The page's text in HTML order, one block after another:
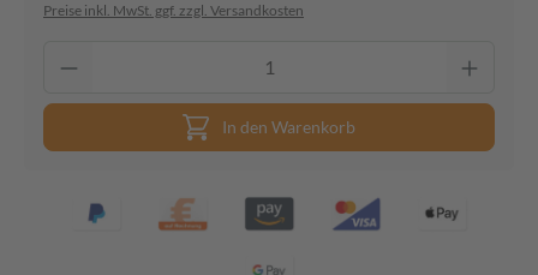
Preise inkl. MwSt. ggf. zzgl. Versandkosten
In den Warenkorb